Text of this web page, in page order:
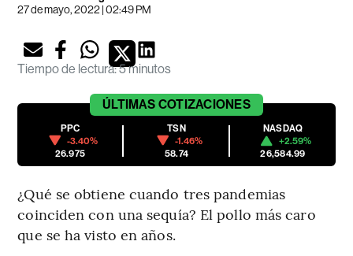
27 de mayo, 2022 | 02:49 PM
Tiempo de lectura:5 minutos
ÚLTIMAS COTIZACIONES
PPC
-3.40%
26.975
TSN
-1.46%
58.74
NASDAQ
+2.59%
26,584.99
¿Qué se obtiene cuando tres pandemias
coinciden con una sequía? El pollo más caro
que se ha visto en años.